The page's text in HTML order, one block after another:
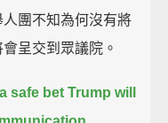
團不知為何沒有將
呈交到眾議院。
safe bet Trump will